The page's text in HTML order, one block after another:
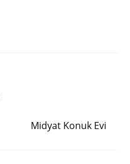
Midyat Konuk Evi